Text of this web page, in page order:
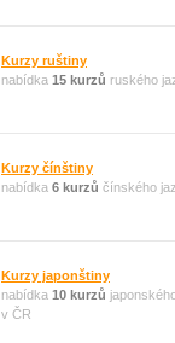
Kurzy ruštiny
nabídka 15 kurzů ruského
Kurzy čínštiny
nabídka 6 kurzů čínského
Kurzy japonštiny
nabídka 10 kurzů
v ČR